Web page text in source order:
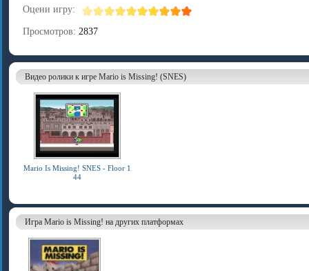
Оцени игру:
Просмотров: 2837
Видео ролики к игре Mario is Missing! (SNES)
Mario Is Missing! SNES - Floor 1
44
Игра Mario is Missing! на других платформах